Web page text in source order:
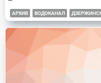
АРХИВ ВОДОКАНАЛ